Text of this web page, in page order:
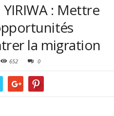
YIRIWA : Mettre
la migration
652 0